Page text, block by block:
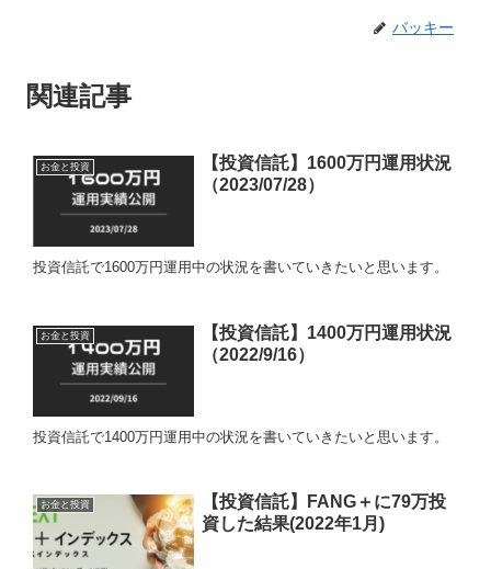
バッキー
関連記事
お金と投資
【投資信託】1600万円運用状況
（2023/07/28）
投資信託で1600万円運用中の状況を書いていきたいと思います。
お金と投資
【投資信託】1400万円運用状況
（2022/9/16）
投資信託で1400万円運用中の状況を書いていきたいと思います。
お金と投資
【投資信託】FANG＋に79万投
資した結果(2022年1月)